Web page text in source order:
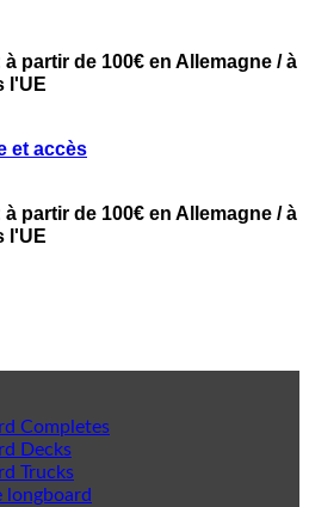
partir de 100€ en Allemagne / à
l'UE
et accès
partir de 100€ en Allemagne / à
l'UE
Completes
Decks
Trucks
longboard